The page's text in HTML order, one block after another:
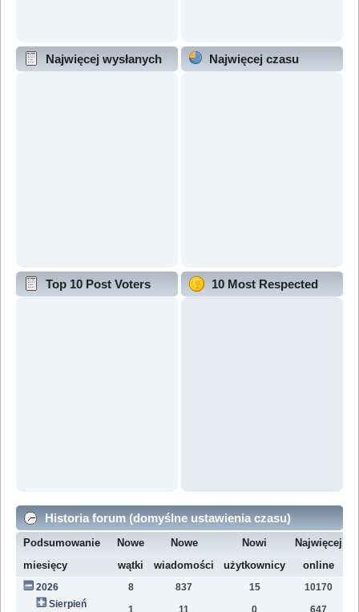
Najwięcej wysłanych
Najwięcej czasu
Top 10 Post Voters 10 Most Respected
Historia forum (domyślne ustawienia czasu)
Podsumowanie
miesięcy
Nowe
wątki
Nowe
wiadomości
Nowi
użytkownicy
Najwięcej
online
2026 8 837 15 10170
Sierpień
1 11 0 647